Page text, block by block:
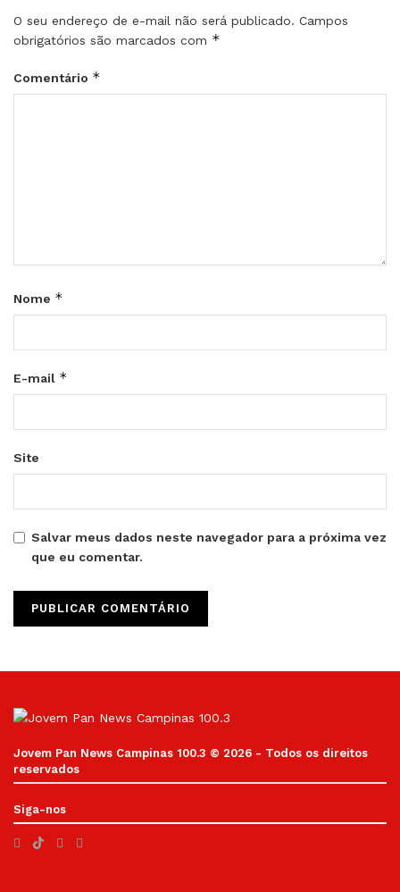
O seu endereço de e-mail não será publicado. Campos
obrigatórios são marcados com *
Comentário *
Nome *
E-mail *
Site
Salvar meus dados neste navegador para a próxima vez
que eu comentar.
Jovem Pan News Campinas 100.3 © 2026 - Todos os direitos
reservados
Siga-nos